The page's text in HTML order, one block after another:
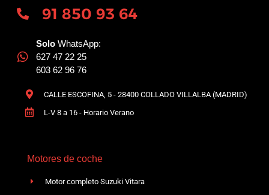
91 850 93 64
Solo WhatsApp:
627 47 22 25
603 62 96 76
CALLE ESCOFINA, 5 - 28400 COLLADO VILLALBA (MADRID)
L-V 8 a 16 - Horario Verano
Motores de coche
Motor completo Suzuki Vitara